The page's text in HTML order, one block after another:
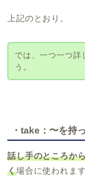
上記のとおり。
では、一つ一つ詳
う。
・take：〜を持
話し手のところか
く場合に使われます